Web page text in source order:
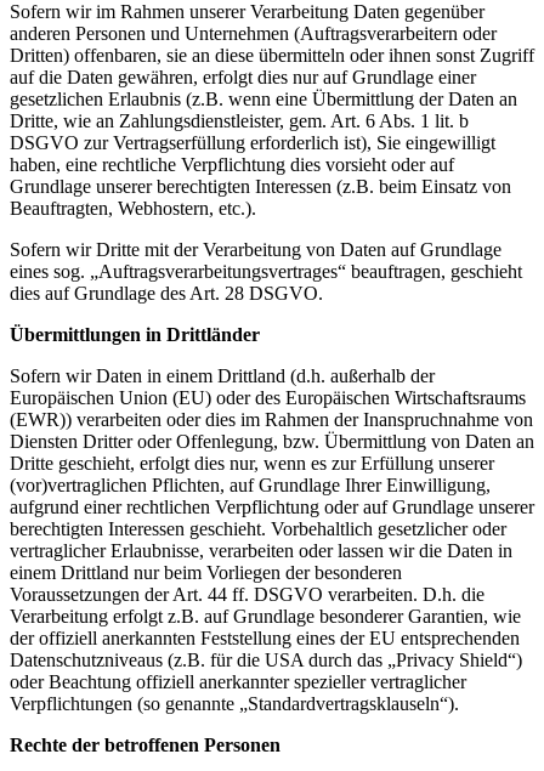
Sofern wir im Rahmen unserer Verarbeitung Daten gegenüber
anderen Personen und Unternehmen (Auftragsverarbeitern oder
Dritten) offenbaren, sie an diese übermitteln oder ihnen sonst Zugriff
auf die Daten gewähren, erfolgt dies nur auf Grundlage einer
gesetzlichen Erlaubnis (z.B. wenn eine Übermittlung der Daten an
Dritte, wie an Zahlungsdienstleister, gem. Art. 6 Abs. 1 lit. b
DSGVO zur Vertragserfüllung erforderlich ist), Sie eingewilligt
haben, eine rechtliche Verpflichtung dies vorsieht oder auf
Grundlage unserer berechtigten Interessen (z.B. beim Einsatz von
Beauftragten, Webhostern, etc.).
Sofern wir Dritte mit der Verarbeitung von Daten auf Grundlage
eines sog. „Auftragsverarbeitungsvertrages“ beauftragen, geschieht
dies auf Grundlage des Art. 28 DSGVO.
Übermittlungen in Drittländer
Sofern wir Daten in einem Drittland (d.h. außerhalb der
Europäischen Union (EU) oder des Europäischen Wirtschaftsraums
(EWR)) verarbeiten oder dies im Rahmen der Inanspruchnahme von
Diensten Dritter oder Offenlegung, bzw. Übermittlung von Daten an
Dritte geschieht, erfolgt dies nur, wenn es zur Erfüllung unserer
(vor)vertraglichen Pflichten, auf Grundlage Ihrer Einwilligung,
aufgrund einer rechtlichen Verpflichtung oder auf Grundlage unserer
berechtigten Interessen geschieht. Vorbehaltlich gesetzlicher oder
vertraglicher Erlaubnisse, verarbeiten oder lassen wir die Daten in
einem Drittland nur beim Vorliegen der besonderen
Voraussetzungen der Art. 44 ff. DSGVO verarbeiten. D.h. die
Verarbeitung erfolgt z.B. auf Grundlage besonderer Garantien, wie
der offiziell anerkannten Feststellung eines der EU entsprechenden
Datenschutzniveaus (z.B. für die USA durch das „Privacy Shield“)
oder Beachtung offiziell anerkannter spezieller vertraglicher
Verpflichtungen (so genannte „Standardvertragsklauseln“).
Rechte der betroffenen Personen